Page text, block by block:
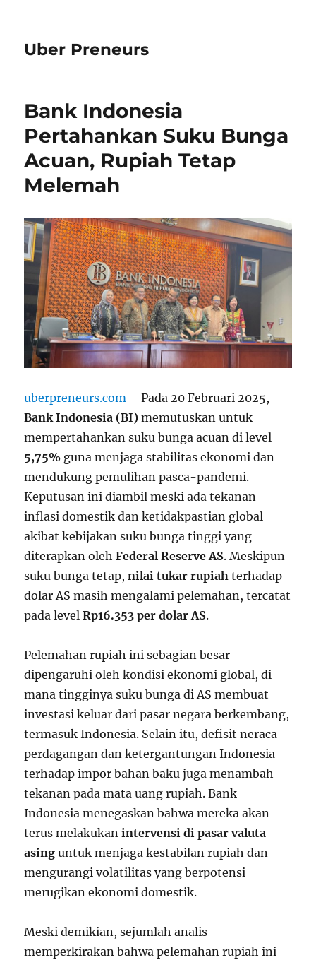
Uber Preneurs
Bank Indonesia
Pertahankan Suku Bunga
Acuan, Rupiah Tetap
Melemah
uberpreneurs.com – Pada 20 Februari 2025,
Bank Indonesia (BI) memutuskan untuk
mempertahankan suku bunga acuan di level
5,75% guna menjaga stabilitas ekonomi dan
mendukung pemulihan pasca-pandemi.
Keputusan ini diambil meski ada tekanan
inflasi domestik dan ketidakpastian global
akibat kebijakan suku bunga tinggi yang
diterapkan olehFederal Reserve AS. Meskipun
suku bunga tetap,nilai tukar rupiah terhadap
dolar AS masih mengalami pelemahan, tercatat
pada levelRp16.353 per dolar AS.
Pelemahan rupiah ini sebagian besar
dipengaruhi oleh kondisi ekonomi global, di
mana tingginya suku bunga di AS membuat
investasi keluar dari pasar negara berkembang,
termasuk Indonesia. Selain itu, defisit neraca
perdagangan dan ketergantungan Indonesia
terhadap impor bahan baku juga menambah
tekanan pada mata uang rupiah. Bank
Indonesia menegaskan bahwa mereka akan
terus melakukanintervensi di pasar valuta
asing untuk menjaga kestabilan rupiah dan
mengurangi volatilitas yang berpotensi
merugikan ekonomi domestik.
Meski demikian, sejumlah analis
memperkirakan bahwa pelemahan rupiah ini